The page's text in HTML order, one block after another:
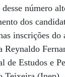
número
dos
inscrições do
Reynaldo
de Estudos e